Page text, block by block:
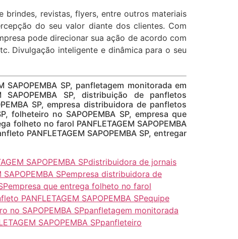
brindes, revistas, flyers, entre outros materiais
do seu valor diante dos clientes. Com
pode direcionar sua ação de acordo com
Divulgação inteligente e dinâmica para o seu
SAPOPEMBA SP, panfletagem monitorada em
SAPOPEMBA SP, distribuição de panfletos
SP, empresa distribuidora de panfletos
folheteiro no SAPOPEMBA SP, empresa que
folheto no farol PANFLETAGEM SAPOPEMBA
PANFLETAGEM SAPOPEMBA SP, entregar
SAPOPEMBA SPdistribuidora de jornais
SPempresa distribuidora de
empresa que entrega folheto no farol
PANFLETAGEM SAPOPEMBA SPequipe
no SAPOPEMBA SPpanfletagem monitorada
SAPOPEMBA SPpanfleteiro